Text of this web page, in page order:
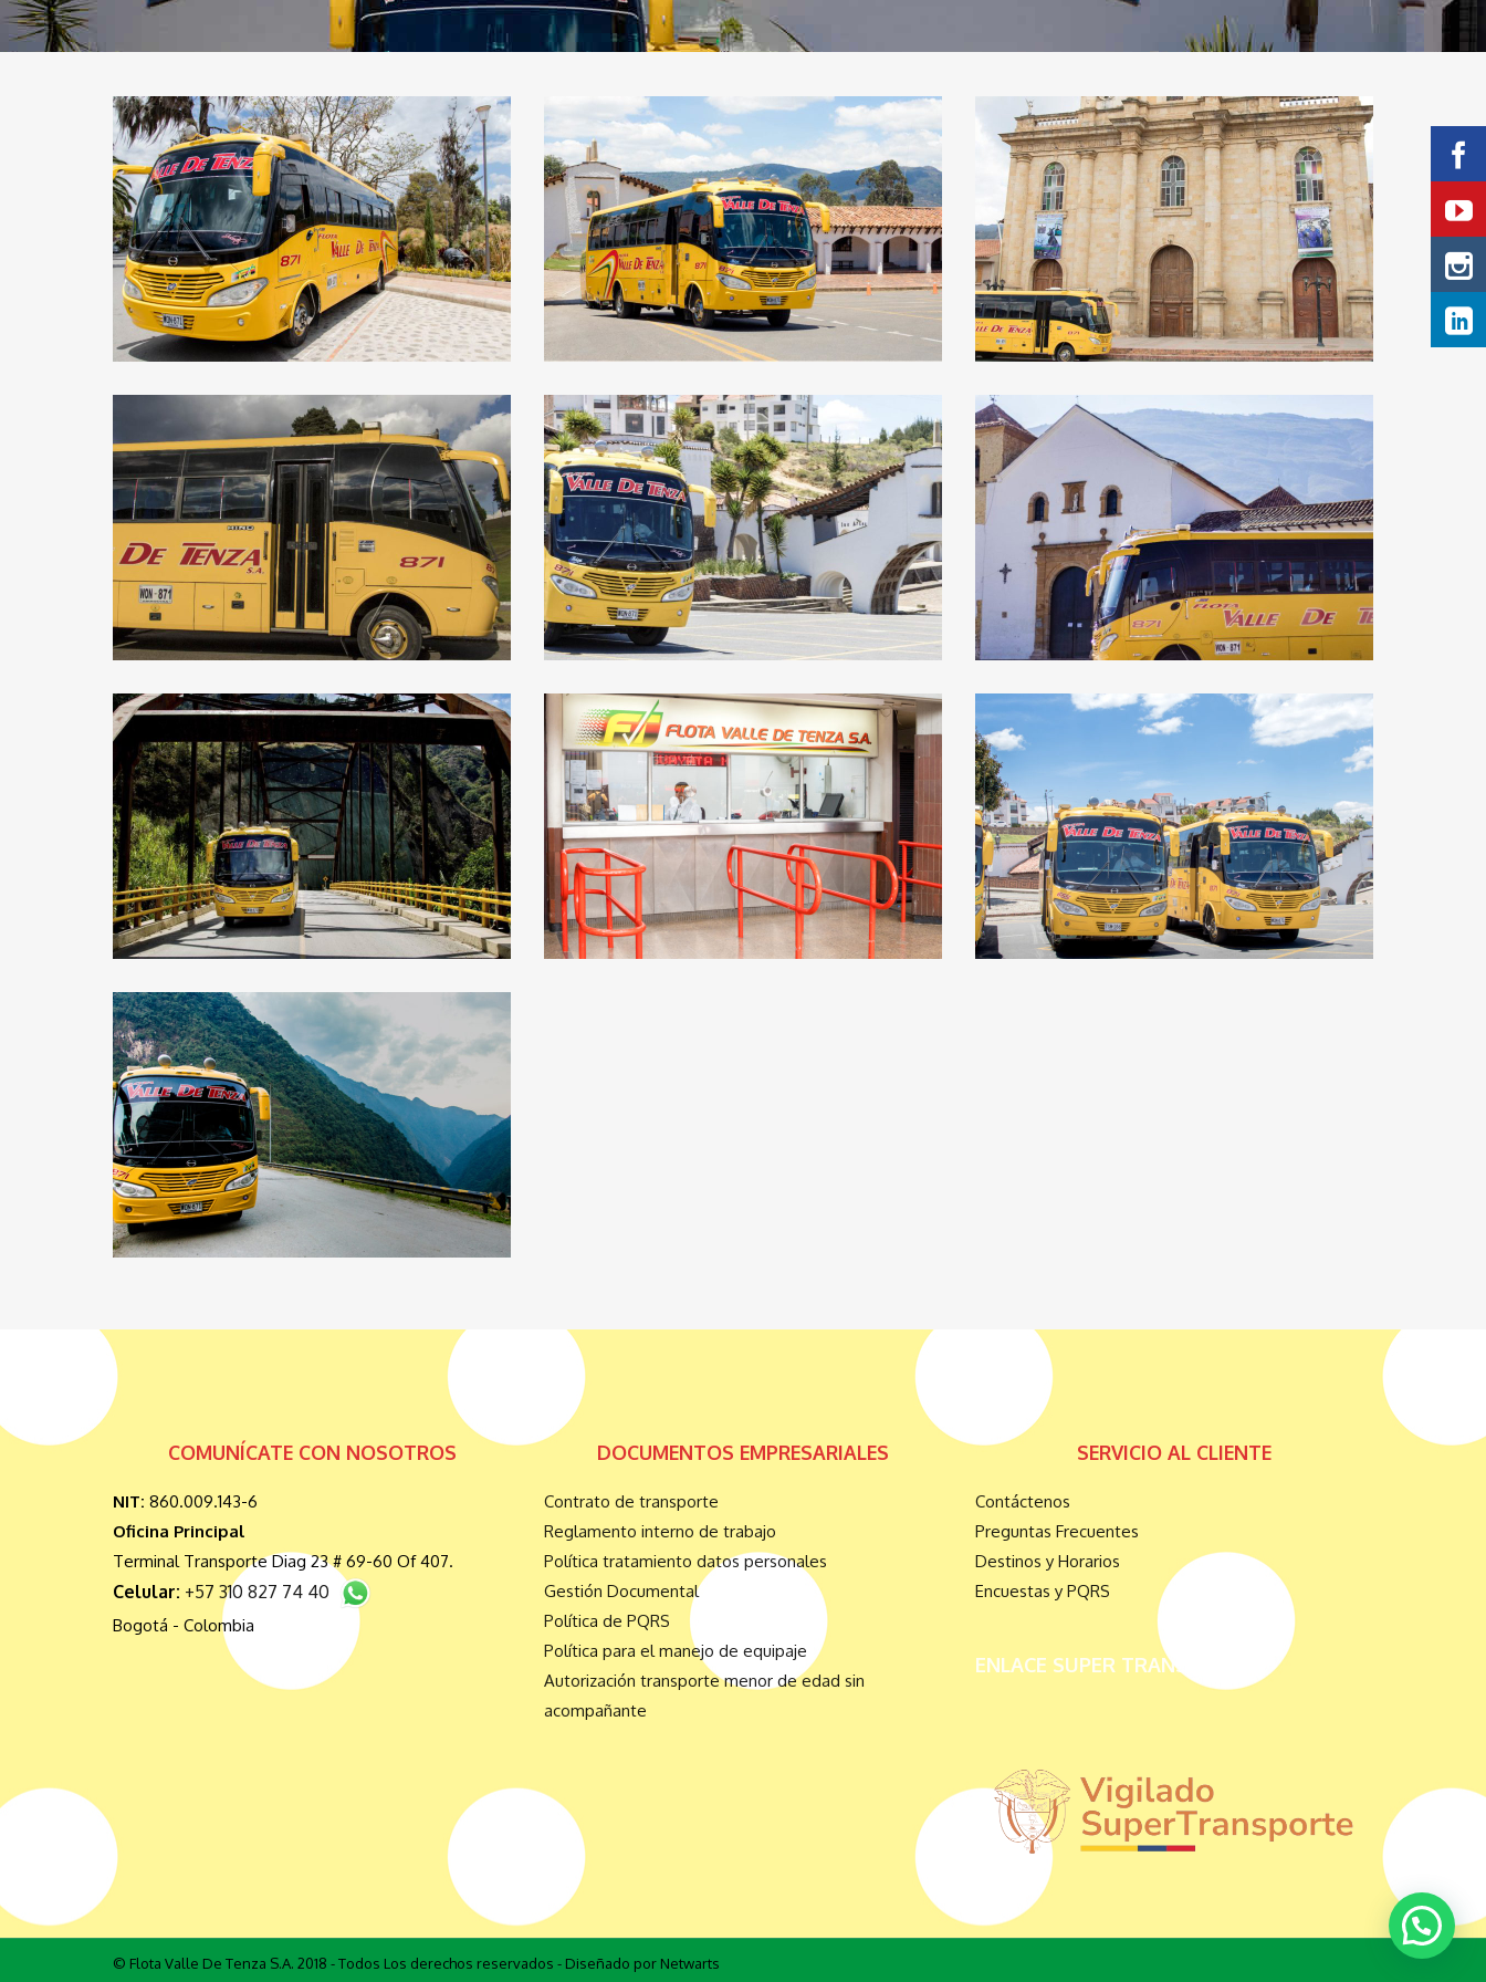
COMUNÍCATE CON NOSOTROS
NIT: 860.009.143-6
Oficina Principal
Terminal Transporte Diag 23 # 69-60 Of 407.
Celular: +57 310 827 74 40
Bogotá - Colombia
DOCUMENTOS EMPRESARIALES
Contrato de transporte
Reglamento interno de trabajo
Política tratamiento datos personales
Gestión Documental
Política de PQRS
Política para el manejo de equipaje
Autorización transporte menor de edad sin
acompañante
SERVICIO AL CLIENTE
Contáctenos
Preguntas Frecuentes
Destinos y Horarios
Encuestas y PQRS
ENLACE SUPER TRANSPORTE
© Flota Valle De Tenza S.A. 2018 - Todos Los derechos reservados - Diseñado por Netwarts